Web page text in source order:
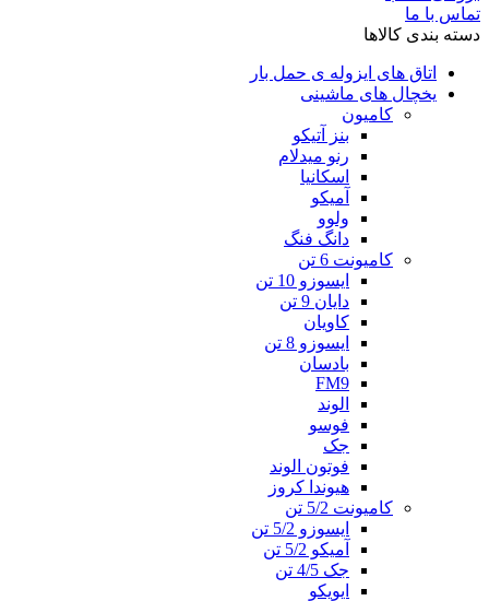
تماس با ما
دسته بندی کالاها
اتاق های ایزوله ی حمل بار
یخچال های ماشینی
کامیون
بنز آتیکو
رنو میدلام
اسکانیا
آمیکو
ولوو
دانگ فنگ
کامیونت 6 تن
ایسوزو 10 تن
دایان 9 تن
کاویان
ایسوزو 8 تن
بادسان
FM9
الوند
فوسو
جک
فوتون الوند
هیوندا کروز
کامیونت 5/2 تن
ایسوزو 5/2 تن
آمیکو 5/2 تن
جک 4/5 تن
ایویکو